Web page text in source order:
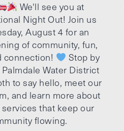
We'll see you at
Night Out! Join us
August 4 for an
of community, fun,
connection!
Stop by
Water District
to say hello, meet our
and learn more about
that keep our
flowing.